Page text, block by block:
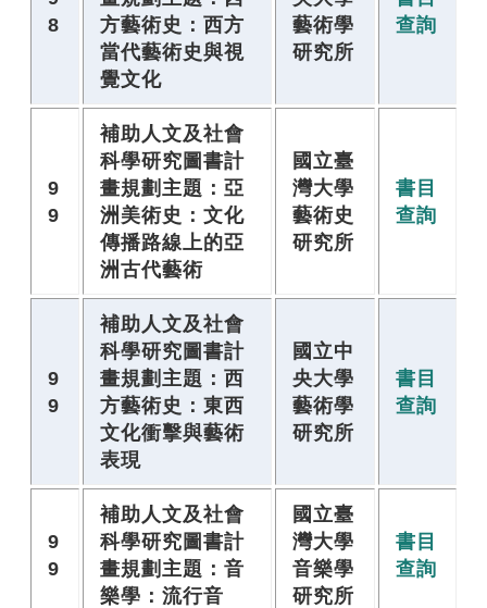
8
方藝術史：西方
當代藝術史與視
覺文化
藝術學
研究所
查詢
9
9
補助人文及社會
科學研究圖書計
畫規劃主題：亞
洲美術史：文化
傳播路線上的亞
洲古代藝術
國立臺
灣大學
藝術史
研究所
書目
查詢
9
9
補助人文及社會
科學研究圖書計
畫規劃主題：西
方藝術史：東西
文化衝擊與藝術
表現
國立中
央大學
藝術學
研究所
書目
查詢
9
9
補助人文及社會
科學研究圖書計
畫規劃主題：音
樂學：流行音
國立臺
灣大學
音樂學
研究所
書目
查詢